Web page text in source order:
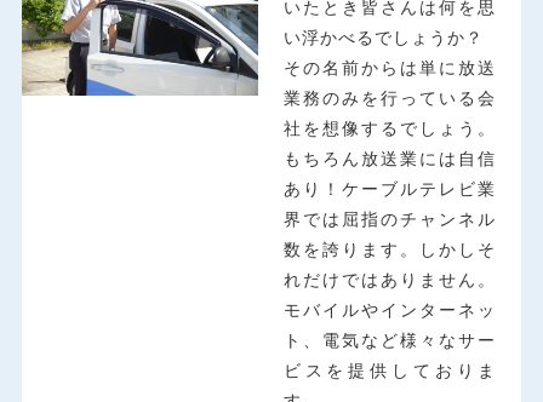
いたとき皆さんは何を思
い浮かべるでしょうか？
その名前からは単に放送
業務のみを行っている会
社を想像するでしょう。
もちろん放送業には自信
あり！ケーブルテレビ業
界では屈指のチャンネル
数を誇ります。しかしそ
れだけではありません。
モバイルやインターネッ
ト、電気など様々なサー
ビスを提供しておりま